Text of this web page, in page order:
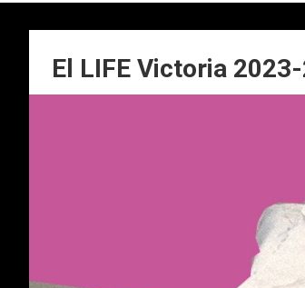
El LIFE Victoria